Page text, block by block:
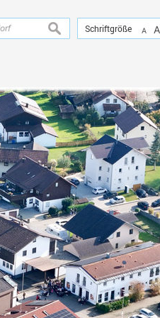
Schriftgröße A A
suchen